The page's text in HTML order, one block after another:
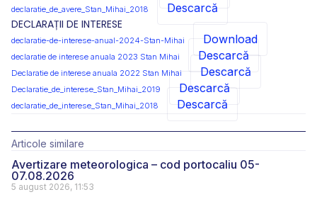
declaratie_de_avere_Stan_Mihai_2018
Descarcă
DECLARAȚII DE INTERESE
declaratie-de-interese-anual-2024-Stan-Mihai Download
declaratie de interese anuala 2023 Stan Mihai Descarcă
Declaratie de interese anuala 2022 Stan Mihai Descarcă
Declaratie_de_interese_Stan_Mihai_2019 Descarcă
declaratie_de_interese_Stan_Mihai_2018 Descarcă
Articole similare
Avertizare meteorologica – cod portocaliu 05-
07.08.2026
5 august 2026, 11:53